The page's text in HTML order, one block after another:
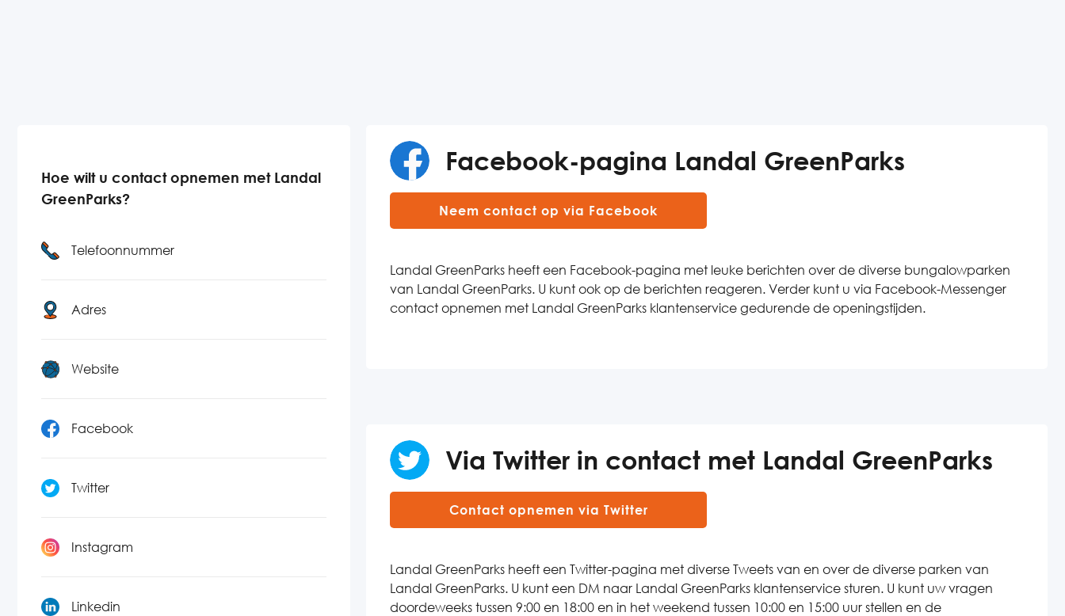
Hoe wilt u contact opnemen met Landal
GreenParks?
Telefoonnummer
Adres
Website
Facebook
Twitter
Instagram
Linkedin
Facebook-pagina Landal GreenParks
Neem contact op via Facebook
Landal GreenParks heeft een Facebook-pagina met leuke berichten over de diverse bungalowparken
van Landal GreenParks. U kunt ook op de berichten reageren. Verder kunt u via Facebook-Messenger
contact opnemen met Landal GreenParks klantenservice gedurende de openingstijden.
Via Twitter in contact met Landal GreenParks
Contact opnemen via Twitter
Landal GreenParks heeft een Twitter-pagina met diverse Tweets van en over de diverse parken van
Landal GreenParks. U kunt een DM naar Landal GreenParks klantenservice sturen. U kunt uw vragen
doordeweeks tussen 9:00 en 18:00 en in het weekend tussen 10:00 en 15:00 uur stellen en de